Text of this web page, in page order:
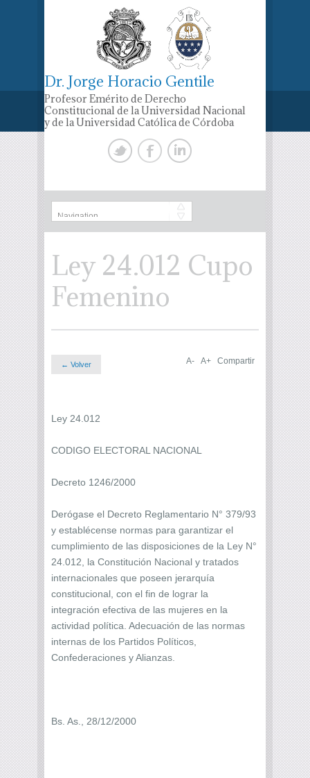
Dr. Jorge Horacio Gentile
Profesor Emérito de Derecho
Constitucional de la Universidad Nacional
y de la Universidad Católica de Córdoba
Ley 24.012 Cupo
Femenino
← Volver A- A+ Compartir
Ley 24.012
CODIGO ELECTORAL NACIONAL
Decreto 1246/2000
Derógase el Decreto Reglamentario N° 379/93
y establécense normas para garantizar el
cumplimiento de las disposiciones de la Ley N°
24.012, la Constitución Nacional y tratados
internacionales que poseen jerarquía
constitucional, con el fin de lograr la
integración efectiva de las mujeres en la
actividad política. Adecuación de las normas
internas de los Partidos Políticos,
Confederaciones y Alianzas.
Bs. As., 28/12/2000